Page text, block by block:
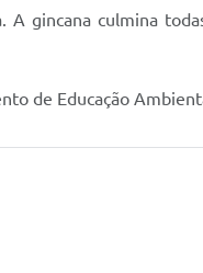
gincana culmina
de Educação